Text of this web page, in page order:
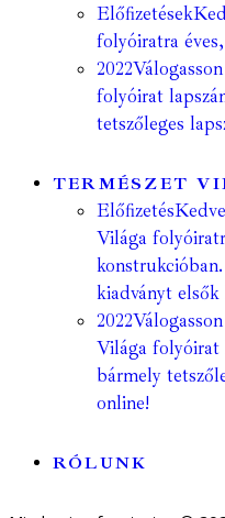
Előfizetések
folyóiratra
2022
folyóirat
tetszőleges
TERMÉSZET
Előfizetés
Világa
kiadványt elsők
2022
Világa folyóirat
bármely
online!
RÓLUNK